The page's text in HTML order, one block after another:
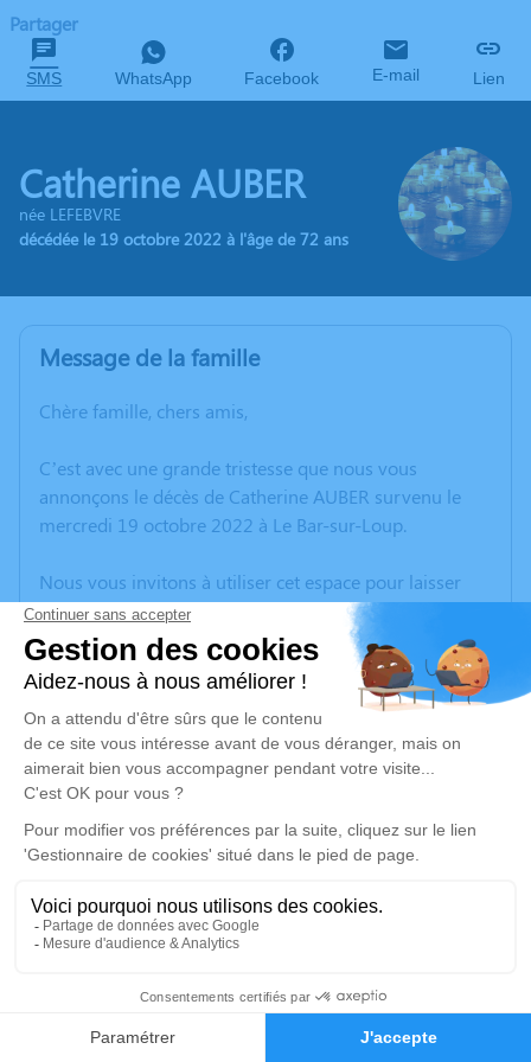
Faire-part Hommages
Partager
SMS WhatsApp Facebook E-mail Lien
Catherine AUBER
née LEFEBVRE
décédée le 19 octobre 2022 à l'âge de 72 ans
Message de la famille
Chère famille, chers amis,
C’est avec une grande tristesse que nous vous
annonçons le décès de Catherine AUBER survenu le
mercredi 19 octobre 2022 à Le Bar-sur-Loup.
Nous vous invitons à utiliser cet espace pour laisser
vos condoléances, partager des photos souvenirs, une
anecdote ou exprimer vos pensées à travers des
poèmes ou des textes. Cet endroit est un lieu
d'expression dédié à honorer la mémoire de Catherine
AUBER.
Un service de plantation d’arbre hommage est
disponible ici.
Je rends hommage
Cérémonie religieuse
Église Saint Jacques le Majeur de Le Bar-sur-Loup
06620 Le Bar-sur-Loup